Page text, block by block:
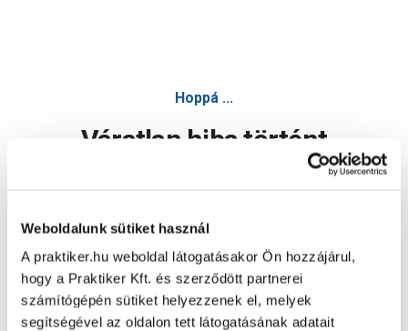
Weboldalunk sütiket használ
A praktiker.hu weboldal látogatásakor Ön hozzájárul,
hogy a Praktiker Kft. és szerződött partnerei
számítógépén sütiket helyezzenek el, melyek
segítségével az oldalon tett látogatásának adatait
Hoppá ...
Váratlan hiba történt
Oldal újratöltése